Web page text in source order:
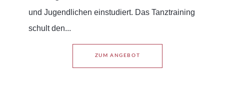
und Jugendlichen einstudiert. Das Tanztraining
schult den...
ZUM ANGEBOT